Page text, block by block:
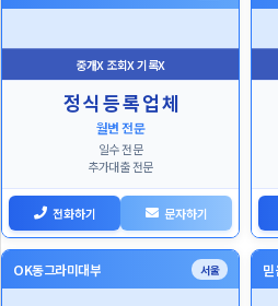
중개X 조회X 기록X
정 식 등 록 업 체
월변 전문
일수 전문
추가대출 전문
전화하기 문자하기
OK동그라미대부 서울